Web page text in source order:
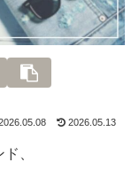
2026.05.13
、